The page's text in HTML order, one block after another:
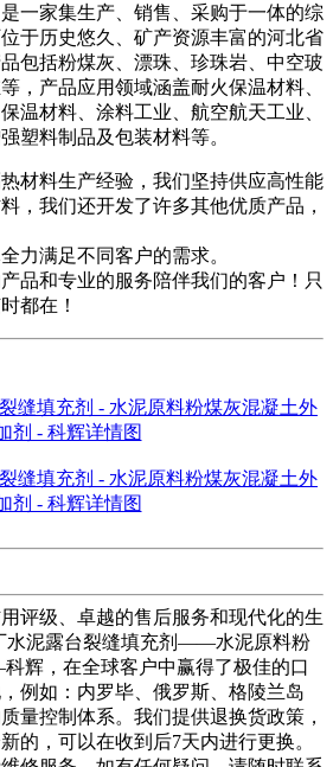
一家集生产、销售、采购于一体的综
于历史悠久、矿产资源丰富的河北省
包括粉煤灰、漂珠、珍珠岩、中空玻
，产品应用领域涵盖耐火保温材料、
温材料、涂料工业、航空航天工业、
塑料制品及包装材料等。
材料生产经验，我们坚持供应高性能
，我们还开发了许多其他优质产品，
力满足不同客户的需求。
品和专业的服务陪伴我们的客户！只
都在！
评级、卓越的售后服务和现代化的生
水泥露台裂缝填充剂——水泥原料粉
辉，在全球客户中赢得了极佳的口
例如：内罗毕、俄罗斯、格陵兰岛
量控制体系。我们提供退换货政策，
的，可以在收到后7天内进行更换。